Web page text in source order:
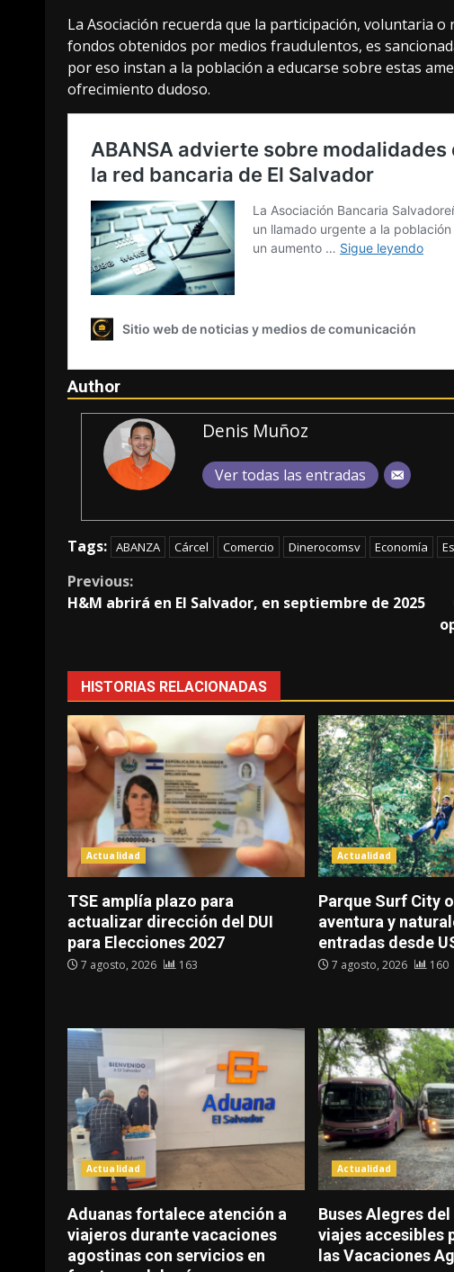
La Asociación recuerda que la participación, voluntaria
fondos obtenidos por medios fraudulentos, es
por eso instan a la población a educarse sobre estas
ofrecimiento dudoso.
Author
Denis Muñoz
Ver todas las entradas
Tags: ABANZA Cárcel Comercio Dinerocomsv Economía
Continue
Previous:
H&M abrirá en El Salvador, en septiembre de 2025
HISTORIAS RELACIONADAS
Actualidad
TSE amplía plazo para
actualizar dirección del DUI
para Elecciones 2027
7 agosto, 2026 163
Actualidad
Parque Surf City
aventura y
entradas desde
7 agosto, 2026 160
Actualidad
Aduanas fortalece atención a
viajeros durante vacaciones
agostinas con servicios en
Actualidad
Buses Alegres
viajes accesibles
las Vacaciones